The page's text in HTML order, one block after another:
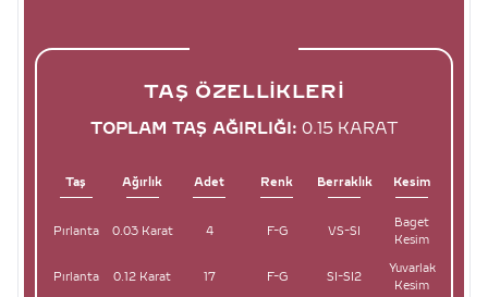
TAŞ ÖZELLIKLERI
TOPLAM TAŞ AĞIRLIĞI: 0.15 KARAT
Taş Ağırlık Adet Renk Berraklık Kesim
Pırlanta 0.03 Karat 4 F-G VS-SI
Baget
Kesim
Pırlanta 0.12 Karat 17 F-G SI-SI2
Yuvarlak
Kesim